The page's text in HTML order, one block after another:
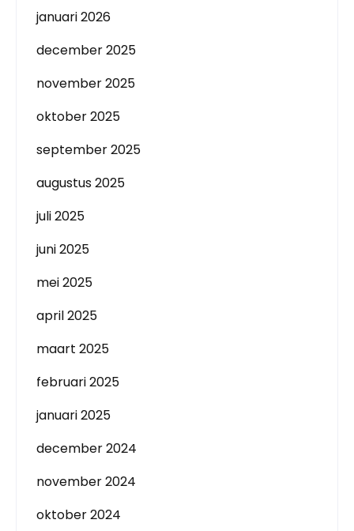
januari 2026
december 2025
november 2025
oktober 2025
september 2025
augustus 2025
juli 2025
juni 2025
mei 2025
april 2025
maart 2025
februari 2025
januari 2025
december 2024
november 2024
oktober 2024